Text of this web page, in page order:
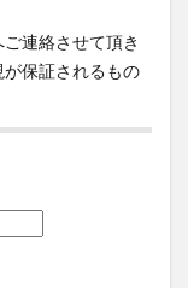
連絡させて頂き
保証されるもの